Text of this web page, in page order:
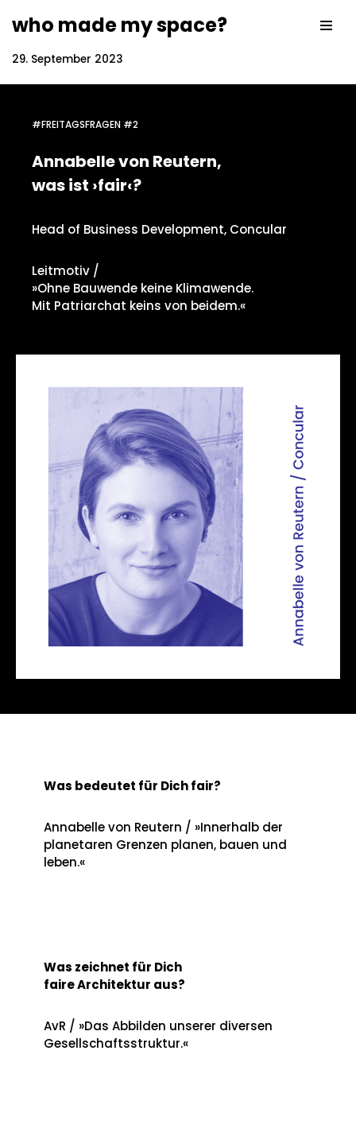
Inhalt
who made my space?
29. September 2023
#FREITAGSFRAGEN #2
Annabelle von Reutern,
was ist ›fair‹?
Head of Business Development, Concular
Leitmotiv /
»Ohne Bauwende keine Klimawende.
Mit Patriarchat keins von beidem.«
Was bedeutet für Dich fair?
Annabelle von Reutern / »Innerhalb der
planetaren Grenzen planen, bauen und
leben.«
Was zeichnet für Dich
faire Architektur aus?
AvR / »Das Abbilden unserer diversen
Gesellschaftsstruktur.«